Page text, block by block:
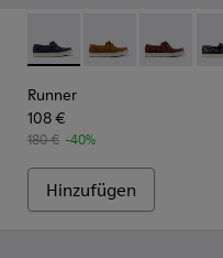
in Blau und Braun
aus braunem
Mokassin-/Bootsschuhe
Runner - K101073-006
Runner -Runner -
Runner
108 €
180 € -40%
Hinzufügen